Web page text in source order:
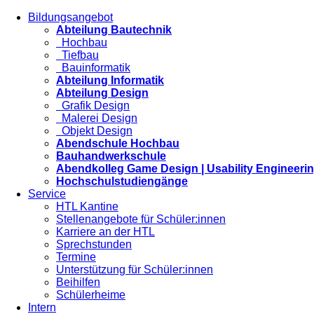
Bildungsangebot
Abteilung Bautechnik
Hochbau
Tiefbau
Bauinformatik
Abteilung Informatik
Abteilung Design
Grafik Design
Malerei Design
Objekt Design
Abendschule Hochbau
Bauhandwerkschule
Abendkolleg Game Design | Usability
Hochschulstudiengänge
Service
HTL Kantine
Stellenangebote für Schüler:innen
Karriere an der HTL
Sprechstunden
Termine
Unterstützung für Schüler:innen
Beihilfen
Schülerheime
Intern